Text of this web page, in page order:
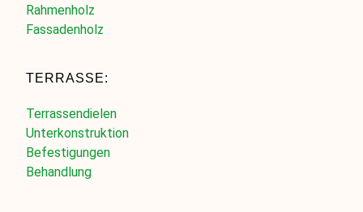
Rahmenholz
Fassadenholz
TERRASSE:
Terrassendielen
Unterkonstruktion
Befestigungen
Behandlung